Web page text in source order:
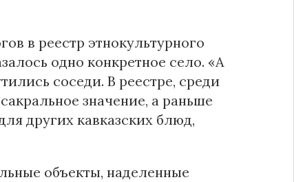
в реестр этнокультурного
одно конкретное село. «А
соседи. В реестре, среди
значение, а раньше
других кавказских блюд,
объекты, наделенные